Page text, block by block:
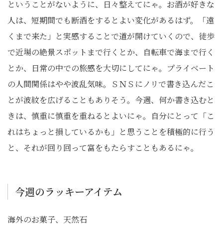
ということがないように、日々整えてにゃ。お酒が好きな
人は、短期間でも断酒をするとよい変化があるはず。「遠
くまで来た」と実感することで道が開けていくので、徒歩
で近場の絶景スポットまで行くとか、自転車で海まで行く
とか、日常の中での旅感を大切にしてにゃ。プライベート
の人間関係はやや波乱気味。ＳＮＳにノリで書き込んだこ
とが波紋を広げることもありそう。今週、何か書き込むと
きは、慎重に慎重を重ねるとよいにゃ。自分にとって「こ
れはちょっと損しているかも」と思うことを積極的に行う
と、それが回り回って富をもたらすこともあるにゃ。
今週のラッキーアイテム
海外のお菓子、天然石